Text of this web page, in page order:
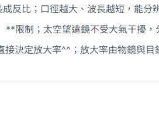
反比；口徑越大、波長越短，能分
限制；太空望遠鏡不受大氣干擾，
接決定放大率^^；放大率由物鏡與目